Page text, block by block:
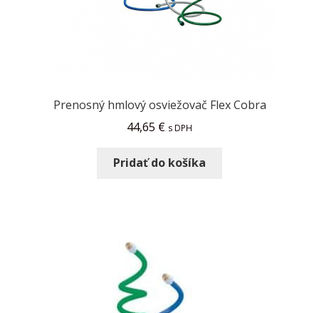
Prenosný hmlový osviežovač Flex Cobra
44,65 € s DPH
Pridať do košíka